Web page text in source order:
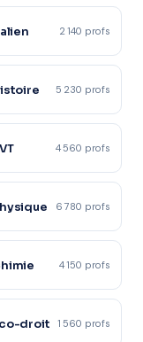
2 140 profs
5 230 profs
4 560 profs
6 780 profs
4 150 profs
droit 1 560 profs